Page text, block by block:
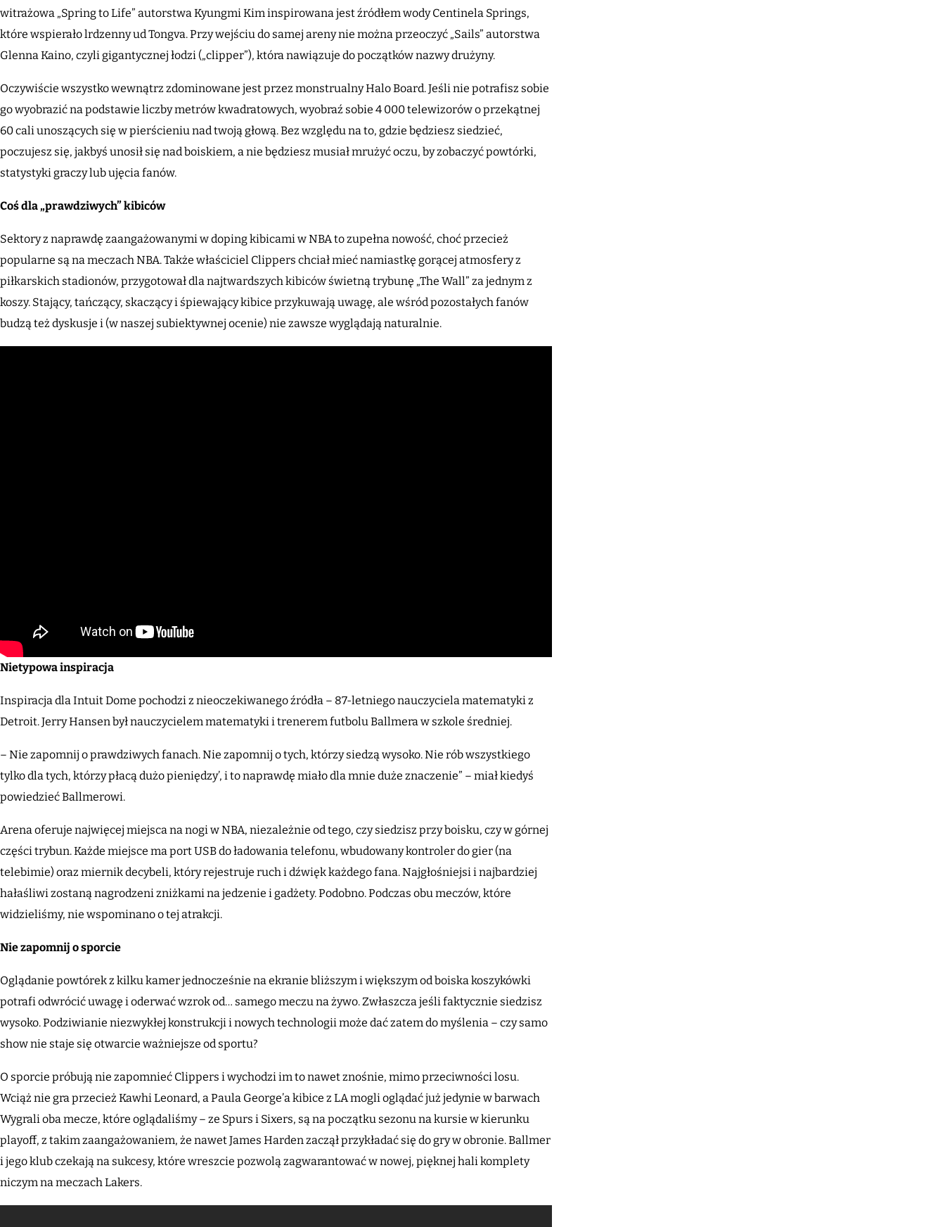
witrażowa „Spring to Life” autorstwa Kyungmi Kim inspirowana jest źródłem wody Centinela Springs,
które wspierało lrdzenny ud Tongva. Przy wejściu do samej areny nie można przeoczyć „Sails” autorstwa
Glenna Kaino, czyli gigantycznej łodzi („clipper”), która nawiązuje do początków nazwy drużyny.
Oczywiście wszystko wewnątrz zdominowane jest przez monstrualny Halo Board. Jeśli nie potrafisz sobie
go wyobrazić na podstawie liczby metrów kwadratowych, wyobraź sobie 4 000 telewizorów o przekątnej
60 cali unoszących się w pierścieniu nad twoją głową. Bez względu na to, gdzie będziesz siedzieć,
poczujesz się, jakbyś unosił się nad boiskiem, a nie będziesz musiał mrużyć oczu, by zobaczyć powtórki,
statystyki graczy lub ujęcia fanów.
Coś dla „prawdziwych” kibiców
Sektory z naprawdę zaangażowanymi w doping kibicami w NBA to zupełna nowość, choć przecież
popularne są na meczach NBA. Także właściciel Clippers chciał mieć namiastkę gorącej atmosfery z
piłkarskich stadionów, przygotował dla najtwardszych kibiców świetną trybunę „The Wall” za jednym z
koszy. Stający, tańczący, skaczący i śpiewający kibice przykuwają uwagę, ale wśród pozostałych fanów
budzą też dyskusje i (w naszej subiektywnej ocenie) nie zawsze wyglądają naturalnie.
Nietypowa inspiracja
Inspiracja dla Intuit Dome pochodzi z nieoczekiwanego źródła – 87-letniego nauczyciela matematyki z
Detroit. Jerry Hansen był nauczycielem matematyki i trenerem futbolu Ballmera w szkole średniej.
– Nie zapomnij o prawdziwych fanach. Nie zapomnij o tych, którzy siedzą wysoko. Nie rób wszystkiego
tylko dla tych, którzy płacą dużo pieniędzy’, i to naprawdę miało dla mnie duże znaczenie” – miał kiedyś
powiedzieć Ballmerowi.
Arena oferuje najwięcej miejsca na nogi w NBA, niezależnie od tego, czy siedzisz przy boisku, czy w górnej
części trybun. Każde miejsce ma port USB do ładowania telefonu, wbudowany kontroler do gier (na
telebimie) oraz miernik decybeli, który rejestruje ruch i dźwięk każdego fana. Najgłośniejsi i najbardziej
hałaśliwi zostaną nagrodzeni zniżkami na jedzenie i gadżety. Podobno. Podczas obu meczów, które
widzieliśmy, nie wspominano o tej atrakcji.
Nie zapomnij o sporcie
Oglądanie powtórek z kilku kamer jednocześnie na ekranie bliższym i większym od boiska koszykówki
potrafi odwrócić uwagę i oderwać wzrok od… samego meczu na żywo. Zwłaszcza jeśli faktycznie siedzisz
wysoko. Podziwianie niezwykłej konstrukcji i nowych technologii może dać zatem do myślenia – czy samo
show nie staje się otwarcie ważniejsze od sportu?
O sporcie próbują nie zapomnieć Clippers i wychodzi im to nawet znośnie, mimo przeciwności losu.
Wciąż nie gra przecież Kawhi Leonard, a Paula George’a kibice z LA mogli oglądać już jedynie w barwach
Wygrali oba mecze, które oglądaliśmy – ze Spurs i Sixers, są na początku sezonu na kursie w kierunku
playoff, z takim zaangażowaniem, że nawet James Harden zaczął przykładać się do gry w obronie. Ballmer
i jego klub czekają na sukcesy, które wreszcie pozwolą zagwarantować w nowej, pięknej hali komplety
niczym na meczach Lakers.